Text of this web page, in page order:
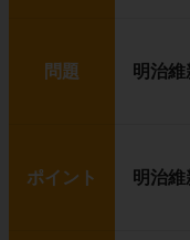
問題 明治
ポイント 明治維